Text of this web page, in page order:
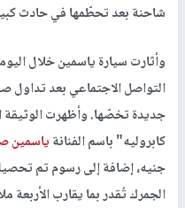
شاحنة بعد تحطّمها في حادث
وأثارت سيارة ياسمين خلال
التواصل الاجتماعي بعد
جديدة تخصّها. وأظهرت الوثيقة
كابروليه" باسم الفنانةياسمين
جنيه، إضافة إلى رسوم تم
الجمرك تُقدر بما يقارب الأربعة